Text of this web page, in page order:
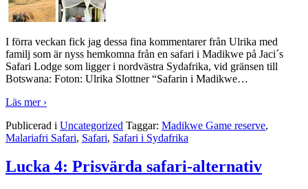
I förra veckan fick jag dessa fina kommentarer från Ulrika med
familj som är nyss hemkomna från en safari i Madikwe på Jaci´s
Safari Lodge som ligger i nordvästra Sydafrika, vid gränsen till
Botswana: Foton: Ulrika Slottner “Safarin i Madikwe…
Läs mer ›
Publicerad i Uncategorized Taggar: Madikwe Game reserve,
Malariafri Safari, Safari, Safari i Sydafrika
Lucka 4: Prisvärda safari-alternativ